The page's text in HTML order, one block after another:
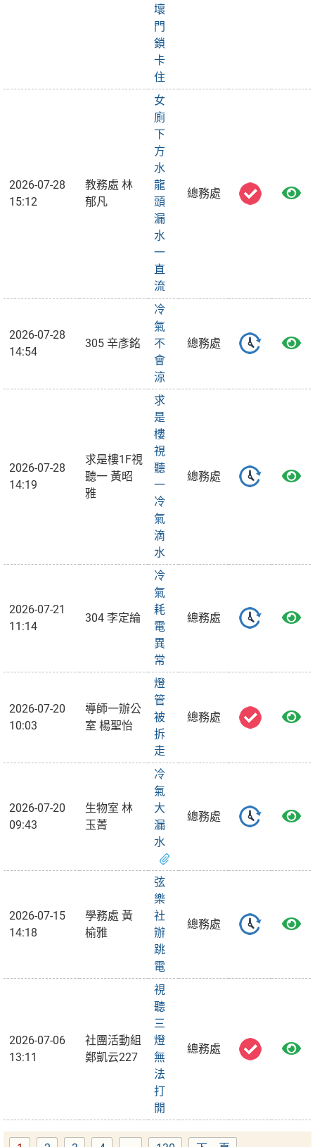
壞
門
鎖
卡
住
2026-07-28
15:12
教務處 林
郁凡
女
廁
下
方
水
龍
頭
漏
水
一
直
流
總務處
2026-07-28
14:54
305 辛彥銘
冷
氣
不
會
涼
總務處
2026-07-28
14:19
求是樓1F視
聽一 黃昭
雅
求
是
樓
視
聽
一
冷
氣
滴
水
總務處
2026-07-21
11:14
304 李定綸
冷
氣
耗
電
異
常
總務處
2026-07-20
10:03
導師一辦公
室 楊聖怡
燈
管
被
拆
走
總務處
2026-07-20
09:43
生物室 林
玉菁
冷
氣
大
漏
水
總務處
2026-07-15
14:18
學務處 黃
榆雅
弦
樂
社
辦
跳
電
總務處
2026-07-06
13:11
社團活動組
鄭凱云227
視
聽
三
燈
無
法
打
開
總務處